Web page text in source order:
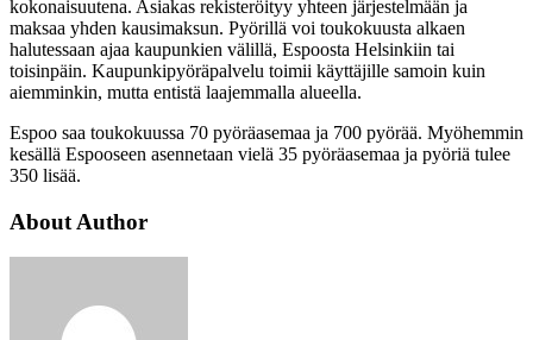
kokonaisuutena. Asiakas rekisteröityy yhteen järjestelmään ja
maksaa yhden kausimaksun. Pyörillä voi toukokuusta alkaen
halutessaan ajaa kaupunkien välillä, Espoosta Helsinkiin tai
toisinpäin. Kaupunkipyöräpalvelu toimii käyttäjille samoin kuin
aiemminkin, mutta entistä laajemmalla alueella.
Espoo saa toukokuussa 70 pyöräasemaa ja 700 pyörää. Myöhemmin
kesällä Espooseen asennetaan vielä 35 pyöräasemaa ja pyöriä tulee
350 lisää.
About Author